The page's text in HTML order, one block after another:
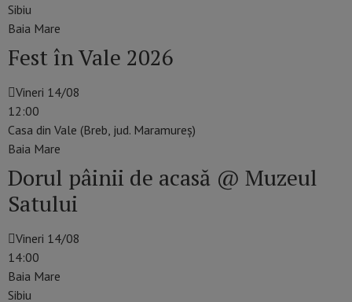
Sibiu
Baia Mare
Fest în Vale 2026
Vineri 14/08
12:00
Casa din Vale (Breb, jud. Maramureș)
Baia Mare
Dorul pâinii de acasă @ Muzeul
Satului
Vineri 14/08
14:00
Baia Mare
Sibiu